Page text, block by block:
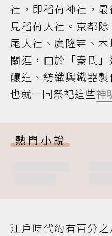
社，即稻荷神社，
見稻荷大社。京都
尾大社、廣隆寺、
關連，由於「秦氏
釀造、紡織與鐵器
也就一同祭祀這些神
熱門小說
江戶時代約有百分